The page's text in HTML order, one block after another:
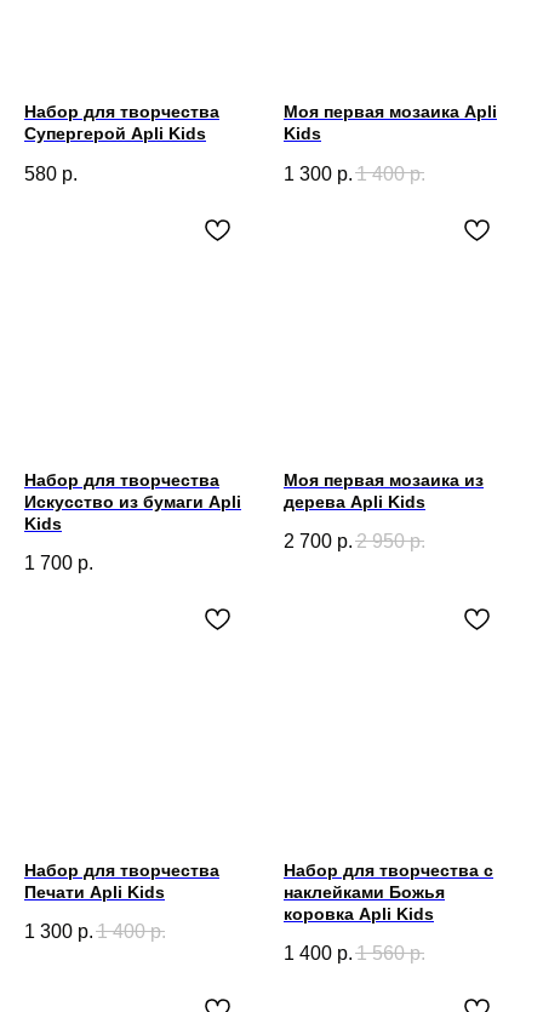
Набор для творчества
Супергерой Apli Kids
580 р.
Моя первая мозаика Apli
Kids
1 300 р. 1 400 р.
Набор для творчества
Искусство из бумаги Apli
Kids
1 700 р.
Моя первая мозаика из
дерева Apli Kids
2 700 р. 2 950 р.
Набор для творчества
Печати Apli Kids
1 300 р. 1 400 р.
Набор для творчества с
наклейками Божья
коровка Apli Kids
1 400 р. 1 560 р.